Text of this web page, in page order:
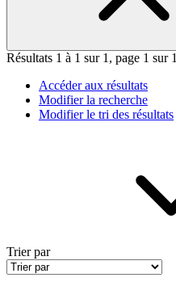
Résultats 1 à 1 sur 1, page 1 sur 1
Accéder aux résultats
Modifier la recherche
Modifier le tri des résultats
Trier par